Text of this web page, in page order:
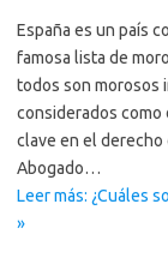
España es un país
famosa lista de
todos son morosos
considerados como
clave en el
Abogado…
Leer más: ¿Cuáles
»